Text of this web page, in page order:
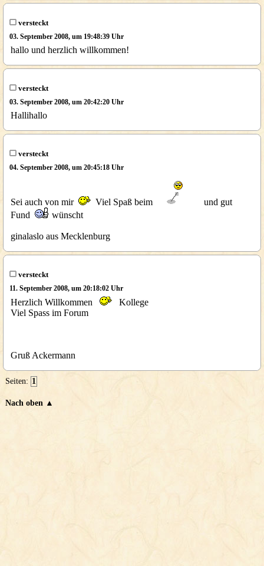
versteckt
03. September 2008, um 19:48:39 Uhr
hallo und herzlich willkommen!
versteckt
03. September 2008, um 20:42:20 Uhr
Hallihallo
versteckt
04. September 2008, um 20:45:18 Uhr
Sei auch von mir Viel Spaß beim
und gut
Fund
wünscht
ginalaslo aus Mecklenburg
versteckt
11. September 2008, um 20:18:02 Uhr
Herzlich Willkommen
Kollege
Viel Spass im Forum
Gruß Ackermann
Seiten: 1
Nach oben ▲